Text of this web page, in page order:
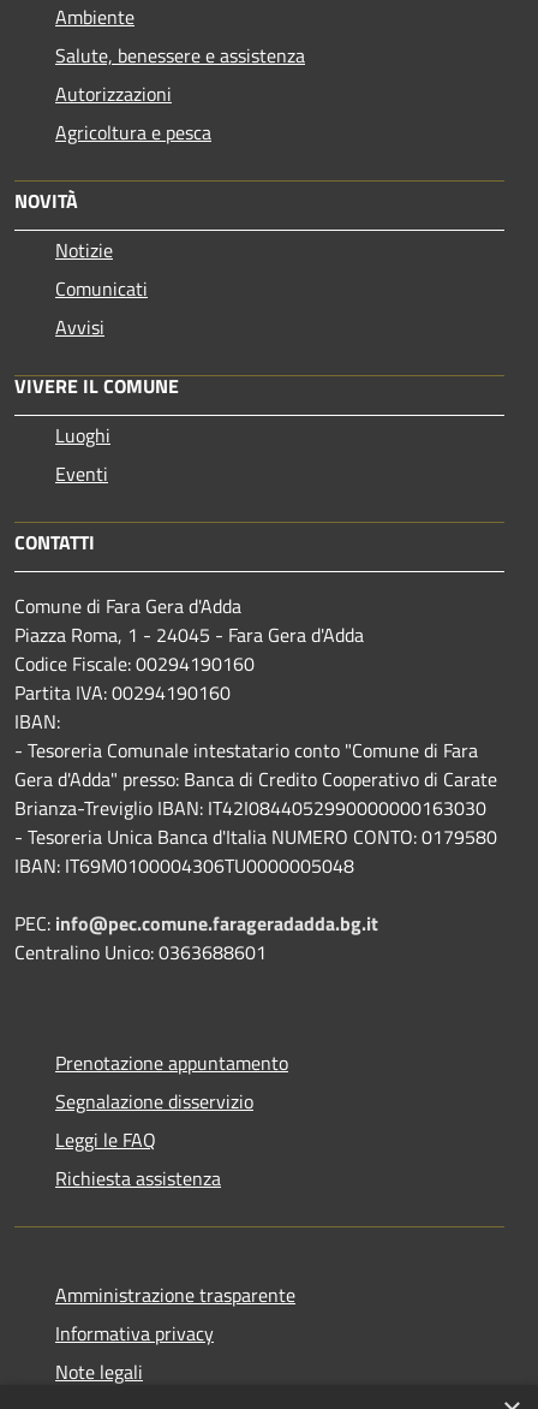
Ambiente
Salute, benessere e assistenza
Autorizzazioni
Agricoltura e pesca
NOVITÀ
Notizie
Comunicati
Avvisi
VIVERE IL COMUNE
Luoghi
Eventi
CONTATTI
Comune di Fara Gera d'Adda
Piazza Roma, 1 - 24045 - Fara Gera d'Adda
Codice Fiscale: 00294190160
Partita IVA: 00294190160
IBAN:
- Tesoreria Comunale intestatario conto "Comune di Fara
Gera d'Adda" presso: Banca di Credito Cooperativo di Carate
Brianza-Treviglio IBAN: IT42I0844052990000000163030
- Tesoreria Unica Banca d'Italia NUMERO CONTO: 0179580
IBAN: IT69M0100004306TU0000005048
PEC: info@pec.comune.farageradadda.bg.it
Centralino Unico: 0363688601
Prenotazione appuntamento
Segnalazione disservizio
Leggi le FAQ
Richiesta assistenza
Amministrazione trasparente
Informativa privacy
Note legali